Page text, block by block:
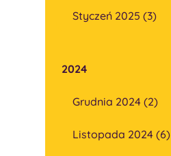
Styczeń 2025 (3)
2024
Grudnia 2024 (2)
Listopada 2024 (6)